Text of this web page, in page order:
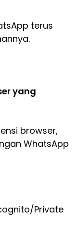
terus
yang
browser,
WhatsApp
Private